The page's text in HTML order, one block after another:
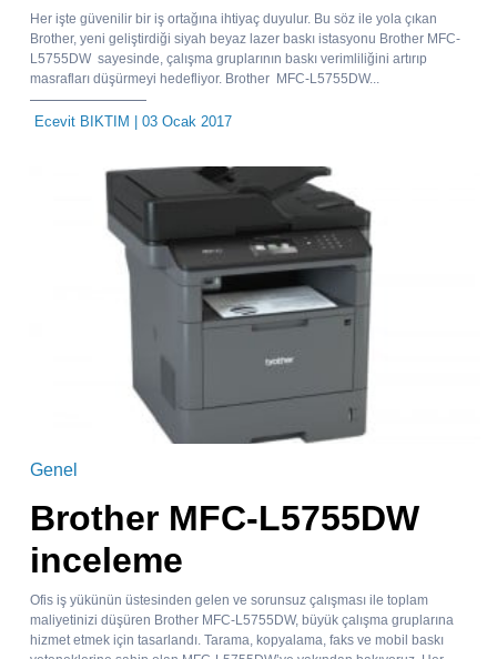
Her işte güvenilir bir iş ortağına ihtiyaç duyulur. Bu söz ile yola çıkan
Brother, yeni geliştirdiği siyah beyaz lazer baskı istasyonu Brother MFC-
L5755DW sayesinde, çalışma gruplarının baskı verimliliğini artırıp
masrafları düşürmeyi hedefliyor. Brother MFC-L5755DW...
Ecevit BIKTIM | 03 Ocak 2017
Genel
Brother MFC-L5755DW
inceleme
Ofis iş yükünün üstesinden gelen ve sorunsuz çalışması ile toplam
maliyetinizi düşüren Brother MFC-L5755DW, büyük çalışma gruplarına
hizmet etmek için tasarlandı. Tarama, kopyalama, faks ve mobil baskı